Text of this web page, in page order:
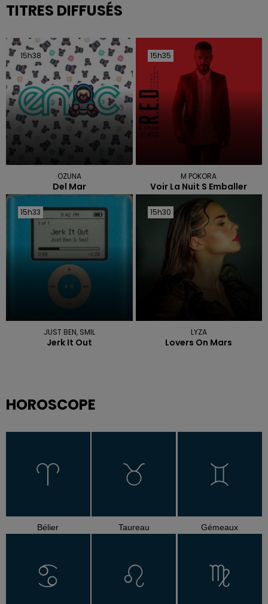
TITRES DIFFUSÉS
15h38
15h38
OZUNA
Del Mar
15h35
15h35
M POKORA
Voir La Nuit S Emballer
15h33
15h33
JUST BEN, SMIL
Jerk It Out
15h30
15h30
LYZA
Lovers On Mars
HOROSCOPE
Bélier Taureau Gémeaux